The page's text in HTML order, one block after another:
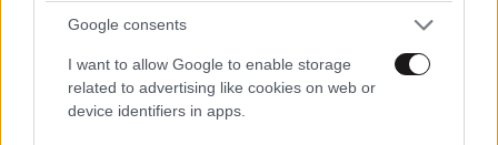
Google consents
I want to allow Google to enable storage
related to advertising like cookies on web or
device identifiers in apps.